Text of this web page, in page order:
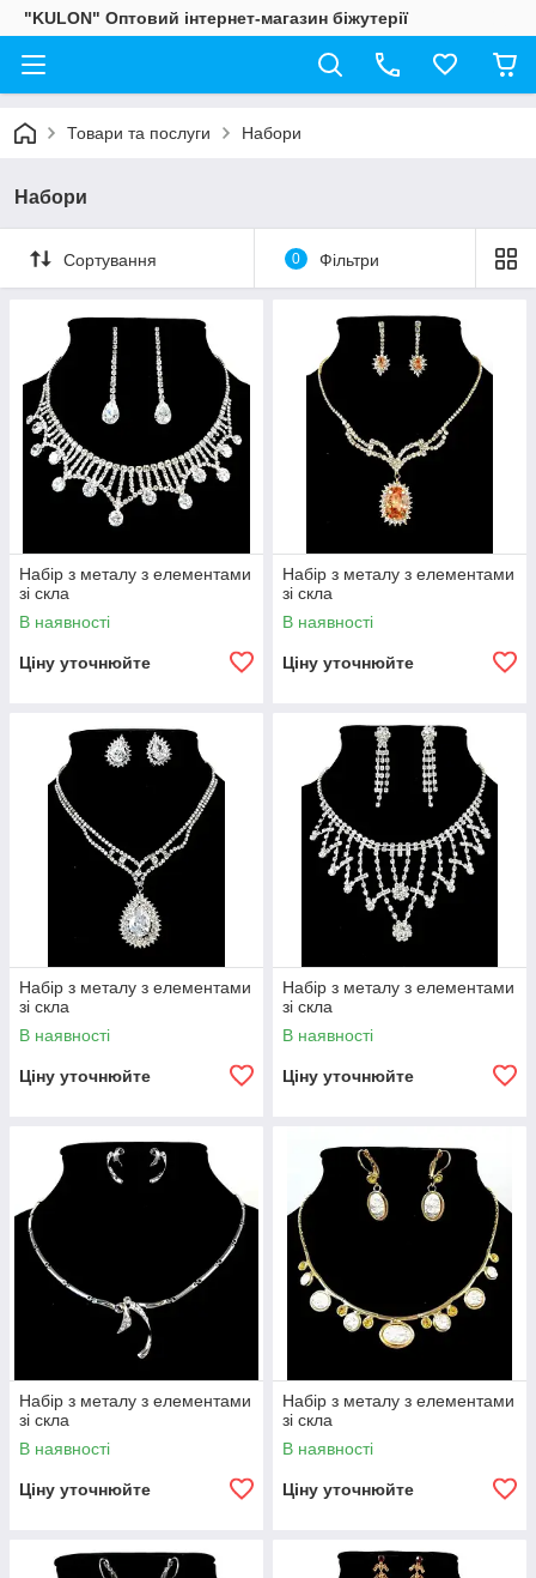
"KULON" Оптовий інтернет-магазин біжутерії
Товари та послуги Набори
Набори
Сортування 0 Фільтри
Набір з металу з елементами
зі скла
В наявності
Ціну уточнюйте
Набір з металу з елементами
зі скла
В наявності
Ціну уточнюйте
Набір з металу з елементами
зі скла
В наявності
Ціну уточнюйте
Набір з металу з елементами
зі скла
В наявності
Ціну уточнюйте
Набір з металу з елементами
зі скла
В наявності
Ціну уточнюйте
Набір з металу з елементами
зі скла
В наявності
Ціну уточнюйте